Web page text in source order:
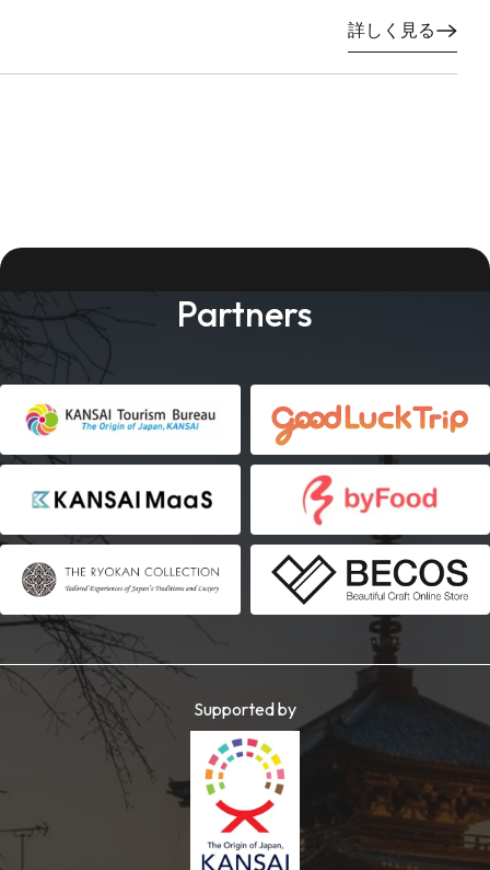
詳しく見る
Partners
Supported by